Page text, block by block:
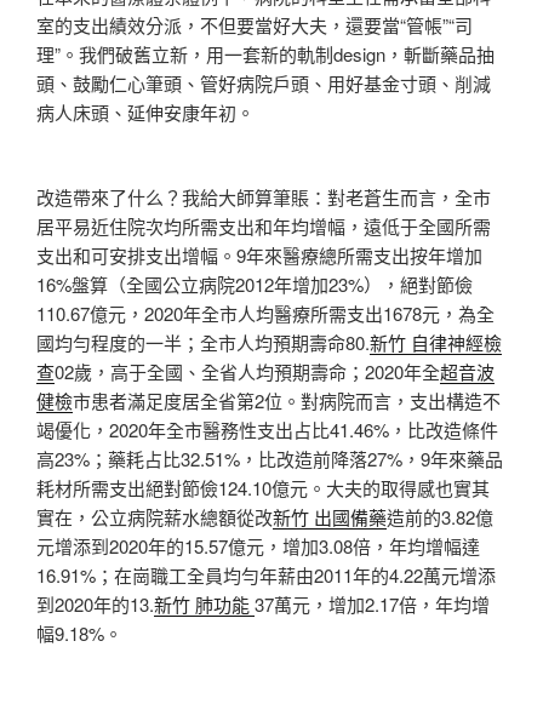
室的支出績效分派，不但要當好大夫，還要當“管帳”“司
理”。我們破舊立新，用一套新的軌制design，斬斷藥品抽
頭、鼓勵仁心筆頭、管好病院戶頭、用好基金寸頭、削減
病人床頭、延伸安康年初。
改造帶來了什么？我給大師算筆賬：對老蒼生而言，全市
居平易近住院次均所需支出和年均增幅，遠低于全國所需
支出和可安排支出增幅。9年來醫療總所需支出按年增加
16%盤算（全國公立病院2012年增加23%），絕對節儉
110.67億元，2020年全市人均醫療所需支出1678元，為全
國均勻程度的一半；全市人均預期壽命80.新竹 自律神經檢
查02歲，高于全國、全省人均預期壽命；2020年全超音波
健檢市患者滿足度居全省第2位。對病院而言，支出構造不
竭優化，2020年全市醫務性支出占比41.46%，比改造條件
高23%；藥耗占比32.51%，比改造前降落27%，9年來藥品
耗材所需支出絕對節儉124.10億元。大夫的取得感也實其
實在，公立病院薪水總額從改新竹 出國備藥造前的3.82億
元增添到2020年的15.57億元，增加3.08倍，年均增幅達
16.91%；在崗職工全員均勻年薪由2011年的4.22萬元增添
到2020年的13.新竹 肺功能37萬元，增加2.17倍，年均增
幅9.18%。